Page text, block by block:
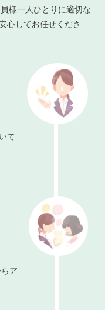
様一人ひとりに適切な
心してお任せくださ
て
ア